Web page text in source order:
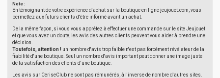
Note :
En témoignant de votre expérience d'achat sur la boutique en ligne jeujouet.com, vous
permettez aux futurs clients d'être informé avant un achat.
De la même façon, si vous vous apprêtez à effectuer une commande sur le site Jeujouet
et que vous avez un doute, les avis des autres clients peuvent vous aider à prendre une
décision.
Toutefois, attention ! un nombre d'avis trop faible n'est pas forcément révélateur de la
fiabilité d'une boutique. Seul un nombre d'avis important peut donner une image juste
de la satisfaction des clients d'une boutique.
Les avis sur CeriseClub ne sont pas rémunérés, à l'inverse de nombre d'autres sites.